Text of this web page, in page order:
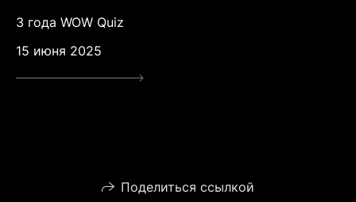
3 года WOW Quiz
15 июня 2025
Поделиться ссылкой